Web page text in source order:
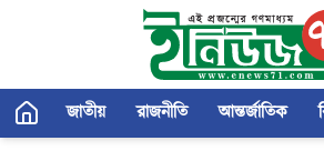
জাতীয় রাজনীতি আন্তর্জাতিক